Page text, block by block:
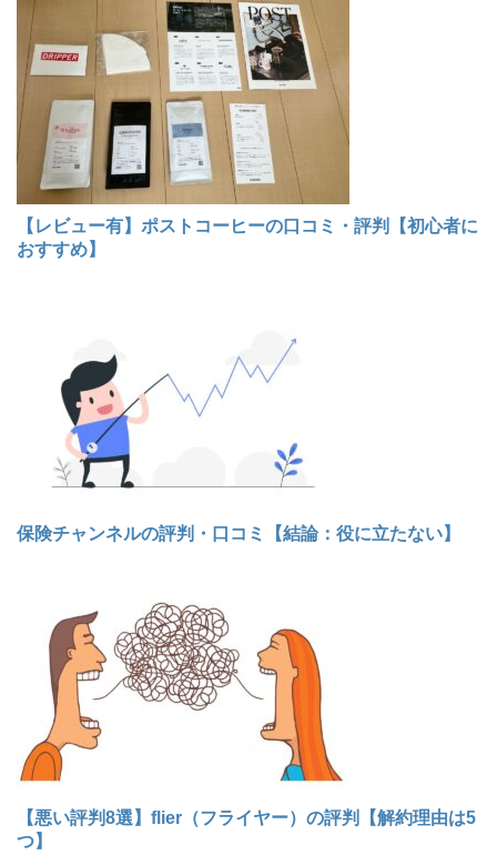
【レビュー有】ポストコーヒーの口コミ・評判【初心者に
おすすめ】
保険チャンネルの評判・口コミ【結論：役に立たない】
【悪い評判8選】flier（フライヤー）の評判【解約理由は5
つ】